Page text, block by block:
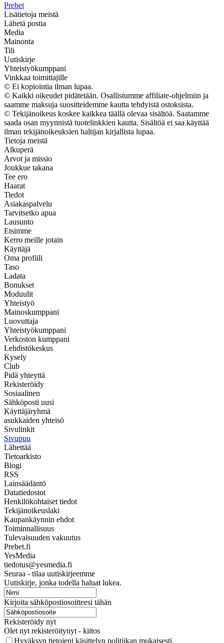
Prebet
Lisätietoja meistä
Lähetä postia
Media
Mainonta
Tili
Uutiskirje
Yhteistyökumppani
Vinkkaa toimittajille
© Ei kopiointia ilman lupaa.
© Kaikki oikeudet pidätetään. Osallistumme affiliate-ohjelmiin ja
saamme maksuja suositteidemme kautta tehdyistä ostoksista.
© Tekijänoikeus koskee kaikkea täällä olevaa sisältöä. Saatamme
saada osan myynnistä tuotelinkkien kautta. Sisältöä ei saa käyttää
ilman tekijänoikeuksien haltijan kirjallista lupaa.
Tietoja meistä
Alkuperä
Arvot ja missio
Joukkue takana
Tee ero
Haarat
Tiedot
Asiakaspalvelu
Tarvitsetko apua
Lausunto
Etsimme
Kerro meille jotain
Käyttäjä
Oma profiili
Taso
Ladata
Bonukset
Moduulit
Yhteistyö
Mainoskumppani
Luovuttaja
Yhteistyökumppani
Verkoston kumppani
Lehdistökeskus
Kysely
Club
Pidä yhteyttä
Rekisteröidy
Sosiaalinen
Sähköposti uusi
Käyttäjäryhmä
asukkaiden yhteisö
Sivulinkit
Sivupuu
Lähettää
Tietoarkisto
Blogi
RSS
Lainsäädäntö
Datatiedostot
Henkilökohtaiset tiedot
Tekijänoikeuslaki
Kaupankäynnin ehdot
Toiminnallisuus
Tulevaisuuden vakuutus
Prebet.fi
YesMedia
tiedotus@yesmedia.fi
Seuraa - tilaa uutiskirjeemme
Uutiskirje, jonka todella haluat lukea.
Kirjoita sähköpostiosoitteesi tähän
Rekisteröidy nyt
Olet nyt rekisteröitynyt - kiitos
Hyväksyn tietojeni käsittelyn politiikan mukaisesti.